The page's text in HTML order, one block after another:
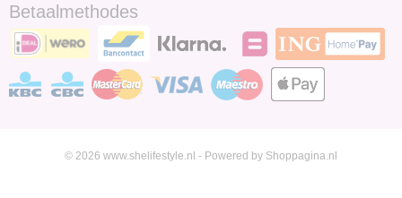
Betaalmethodes
© 2026 www.shelifestyle.nl - Powered by Shoppagina.nl